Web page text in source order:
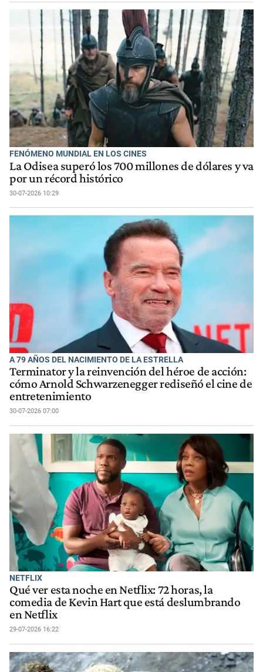
FENÓMENO MUNDIAL EN LOS CINES
La Odisea superó los 700 millones de dólares y va
por un récord histórico
30-07-2026 10:29
A 79 AÑOS DEL NACIMIENTO DE LA ESTRELLA
Terminator y la reinvención del héroe de acción:
cómo Arnold Schwarzenegger rediseñó el cine de
entretenimiento
30-07-2026 07:00
NETFLIX
Qué ver esta noche en Netflix: 72 horas, la
comedia de Kevin Hart que está deslumbrando
en Netflix
29-07-2026 16:22